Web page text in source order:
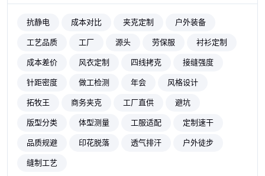
抗静电 成本对比 夹克定制
户外装备
工艺品质
工厂 源头 劳保服
衬衫定制
成本差价
风衣定制 四线拷克
接缝强度
针距密度
做工检测 年会
风格设计
拓牧王
商务夹克 工厂直供
避坑
版型分类
体型测量 工服适配
定制速干
品质规避
印花脱落 透气排汗
户外徒步
缝制工艺